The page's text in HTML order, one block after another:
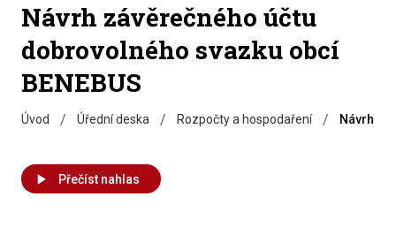
Návrh závěrečného účtu
dobrovolného svazku obcí
BENEBUS
Úvod / Úřední deska / Rozpočty a hospodaření / Návrh
Přečíst nahlas